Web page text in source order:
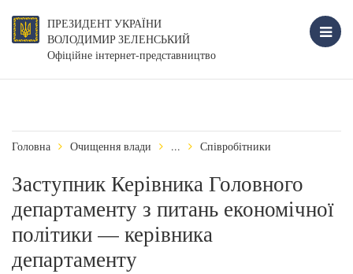
ПРЕЗИДЕНТ УКРАЇНИ
ВОЛОДИМИР ЗЕЛЕНСЬКИЙ
Офіційне інтернет-представництво
Головна Очищення влади ... Співробітники
Заступник Керівника Головного
департаменту з питань економічної
політики — керівника
департаменту